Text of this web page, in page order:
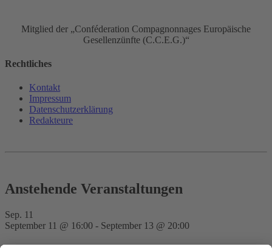
Mitglied der „Conféderation Compagnonnages Europäische
Gesellenzünfte (C.C.E.G.)“
Rechtliches
Kontakt
Impressum
Datenschutz­erklärung
Redakteure
Anstehende Veranstaltungen
Sep. 11
September 11 @ 16:00 - September 13 @ 20:00
FVD Kongress auf der Bude Gera